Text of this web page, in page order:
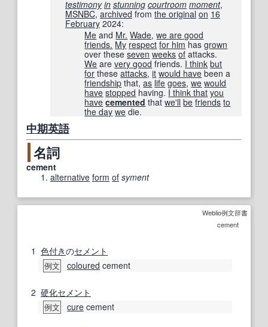
testimony in stunning courtroom moment‎,
MSNBC, archived from the original on 16
February 2024:
Me and Mr. Wade,we are good
friends. My respect for him hasgrown
over theseseven weeks of attacks.
We arevery good friends. I think but
for theseattacks,it would have been a
friendship that,as life goes,we would
have stopped having. I think that you
have cemented thatwe'll be friends to
the day we die.
中期英語
名詞
cement
alternative form of syment
Weblio例文辞書
cement
1 色付きのセメント
例文 coloured cement
2 硬化セメント
例文 cure cement